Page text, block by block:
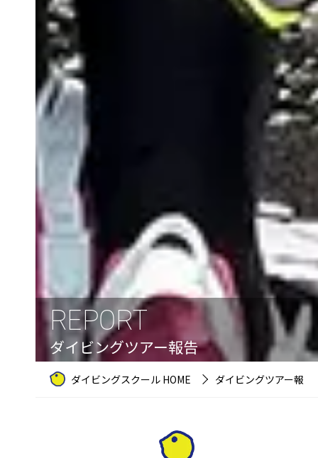
REPORT
ダイビングツアー報告
ダイビングスクール HOME ダイビングツアー報告